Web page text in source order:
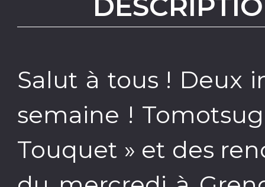
Salut à tous ! Deux
semaine !
Touquet » et des